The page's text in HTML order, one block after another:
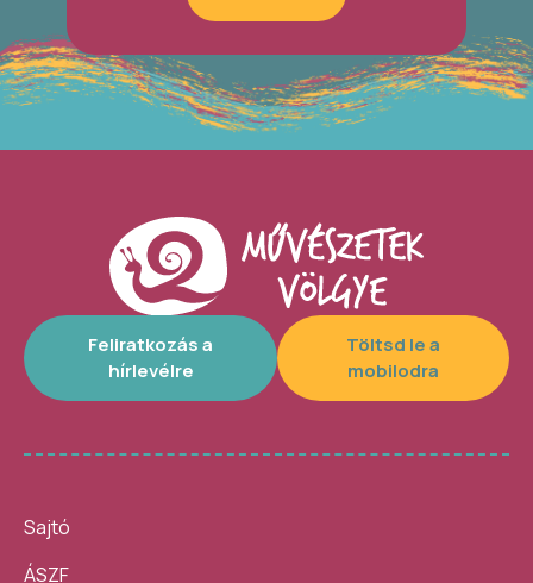
Feliratkozás a
hírlevélre
Töltsd le a
mobilodra
Sajtó
ÁSZF